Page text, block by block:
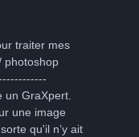
traiter mes
photoshop
un GraXpert.
une image
qu'il n’y ait